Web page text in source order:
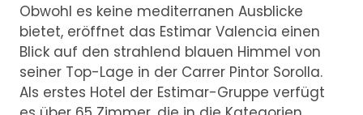
Obwohl es keine mediterranen Ausblicke
bietet, eröffnet das Estimar Valencia einen
Blick auf den strahlend blauen Himmel von
seiner Top-Lage in der Carrer Pintor Sorolla.
Als erstes Hotel der Estimar-Gruppe verfügt